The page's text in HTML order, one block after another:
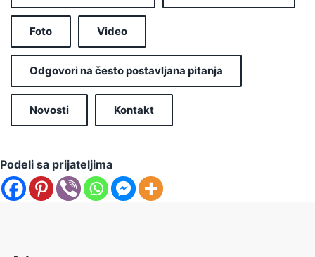
Foto Video
Odgovori na često postavljana pitanja
Novosti Kontakt
Podeli sa prijateljima